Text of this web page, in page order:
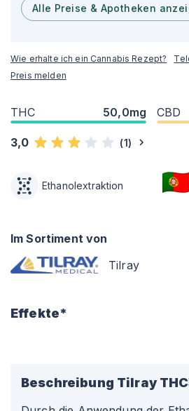
Alle Preise & Apotheken
Wie erhalte ich ein Cannabis Rezept?
Preis melden
THC 50,0mg CBD
3,0 (1)
Ethanolextraktion
Im Sortiment von
Tilray
Effekte*
Beschreibung Tilray